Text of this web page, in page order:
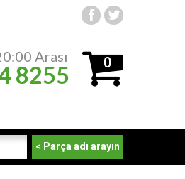
0
ürün
Arası
8255
< Parça adı arayın